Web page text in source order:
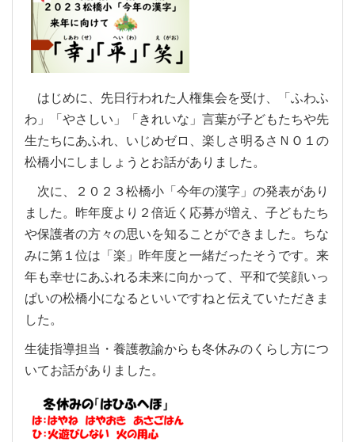
はじめに、先日行われた人権集会を受け、「ふわふ
わ」「やさしい」「きれいな」言葉が子どもたちや先
生たちにあふれ、いじめゼロ、楽しさ明るさＮＯ１の
松橋小にしましょうとお話がありました。
次に、２０２３松橋小「今年の漢字」の発表があり
ました。昨年度より２倍近く応募が増え、子どもたち
や保護者の方々の思いを知ることができました。ちな
みに第１位は「楽」昨年度と一緒だったそうです。来
年も幸せにあふれる未来に向かって、平和で笑顔いっ
ぱいの松橋小になるといいですねと伝えていただきま
した。
生徒指導担当・養護教諭からも冬休みのくらし方につ
いてお話がありました。